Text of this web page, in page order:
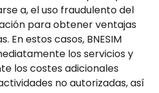
a, el uso fraudulento del
para obtener ventajas
En estos casos, BNESIM
los servicios y
los costes adicionales
no autorizadas, así